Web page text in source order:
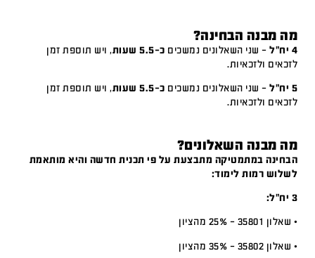
מה מבנה הבחינה?
4 יח"ל – שני השאלונים נמשכים כ-5.5 שעות
, ויש תוספת זמן
לזכאים ולזכאיות.
5 יח"ל – שני השאלונים נמשכים כ-5.5 שעות
, ויש תוספת זמן
לזכאים ולזכאיות.
מה מבנה השאלונים?
הבחינה במתמטיקה מתבצעת על פי תכנית חדשה והיא מותאמת
לשלוש רמות לימוד:
3 יח”ל:
• שאלון 35801 – 25% מהציון
• שאלון 35802 – 35% מהציון